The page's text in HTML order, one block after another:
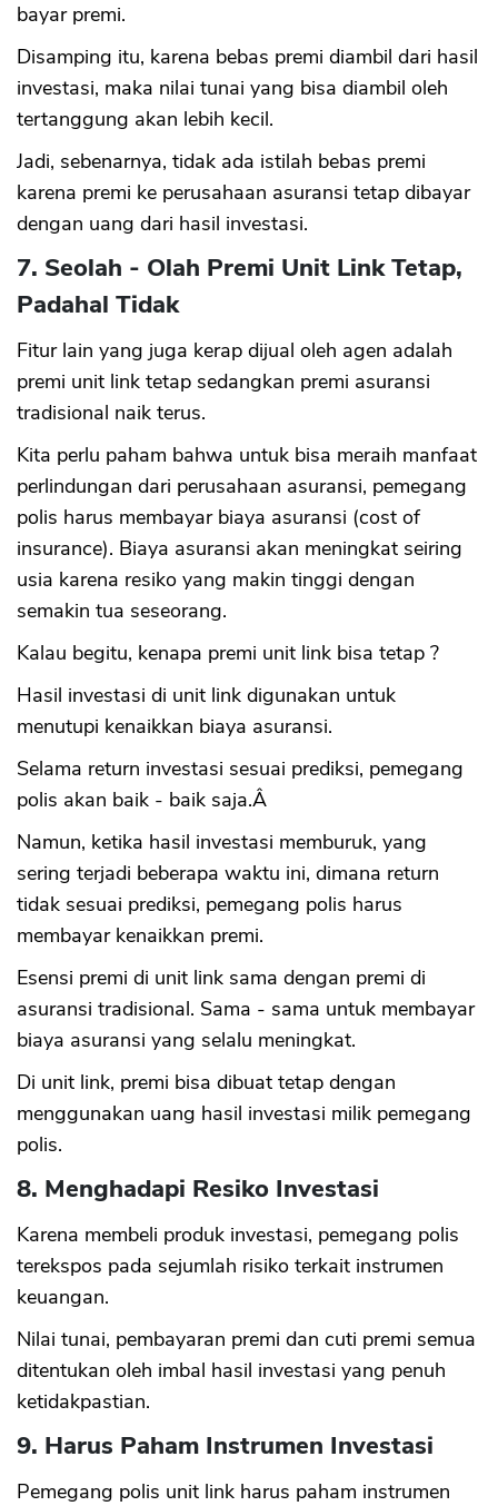
bayar premi.
Disamping itu, karena bebas premi diambil dari hasil
investasi, maka nilai tunai yang bisa diambil oleh
tertanggung akan lebih kecil.
Jadi, sebenarnya, tidak ada istilah bebas premi
karena premi ke perusahaan asuransi tetap dibayar
dengan uang dari hasil investasi.
7. Seolah - Olah Premi Unit Link Tetap,
Padahal Tidak
Fitur lain yang juga kerap dijual oleh agen adalah
premi unit link tetap sedangkan premi asuransi
tradisional naik terus.
Kita perlu paham bahwa untuk bisa meraih manfaat
perlindungan dari perusahaan asuransi, pemegang
polis harus membayar biaya asuransi (cost of
insurance). Biaya asuransi akan meningkat seiring
usia karena resiko yang makin tinggi dengan
semakin tua seseorang.
Kalau begitu, kenapa premi unit link bisa tetap ?
Hasil investasi di unit link digunakan untuk
menutupi kenaikkan biaya asuransi.
Selama return investasi sesuai prediksi, pemegang
polis akan baik - baik saja.Â
Namun, ketika hasil investasi memburuk, yang
sering terjadi beberapa waktu ini, dimana return
tidak sesuai prediksi, pemegang polis harus
membayar kenaikkan premi.
Esensi premi di unit link sama dengan premi di
asuransi tradisional. Sama - sama untuk membayar
biaya asuransi yang selalu meningkat.
Di unit link, premi bisa dibuat tetap dengan
menggunakan uang hasil investasi milik pemegang
polis.
8. Menghadapi Resiko Investasi
Karena membeli produk investasi, pemegang polis
terekspos pada sejumlah risiko terkait instrumen
keuangan.
Nilai tunai, pembayaran premi dan cuti premi semua
ditentukan oleh imbal hasil investasi yang penuh
ketidakpastian.
9. Harus Paham Instrumen Investasi
Pemegang polis unit link harus paham instrumen